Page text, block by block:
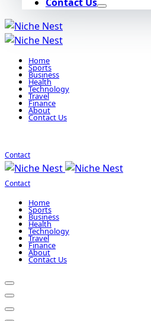
Home
Sports
Business
Health
Technology
Travel
Finance
About
Contact Us
Contact
Contact
Home
Sports
Business
Health
Technology
Travel
Finance
About
Contact Us